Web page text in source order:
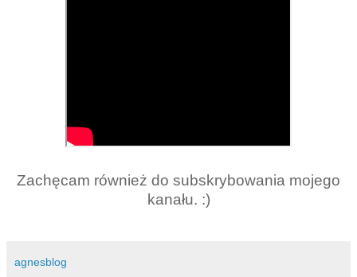
Zachęcam również do subskrybowania mojego
kanału. :)
agnesblog